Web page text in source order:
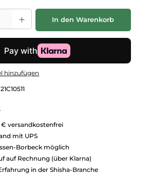
den gewünschten Wert ein oder benutze die
In den Warenkorb
hinzufügen
21C10511
€ versandkostenfrei
mit UPS
Borbeck möglich
auf Rechnung (über Klarna)
in der Shisha-Branche